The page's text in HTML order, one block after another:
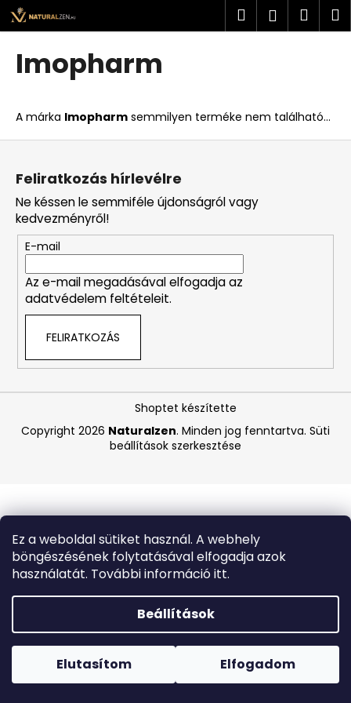
Ez a weboldal sütiket használ. A webhely
böngészésének folytatásával elfogadja azok
használatát. További információ itt.
Beállítások
Elutasítom Elfogadom
Ugrás
fő
tartalomhoz
Forró napokon nem javasoljuk a csomagautomatákba
történő kézbesítést. A magas hőmérsékletre érzékeny
termékek átvételkor nem biztos, hogy optimális állapotban
Keresés
Imopharm
A márka Imopharm semmilyen terméke nem található...
K
o
i
t
k
e
r
e
s
?
A
á
u
k
BIODERMA
PHOTODERM
BRUME
LÁTHATATLAN
FÉNYVÉDŐ
PERMET
ML,
L
Feliratkozás hírlevélre
Ne késsen le semmiféle újdonságról vagy
kedvezményről!
E-mail
Az e-mail megadásával elfogadja az
adatvédelem feltételeit.
FELIRATKOZÁS
Shoptet készítette
Copyright 2026 Naturalzen. Minden jog fenntartva. Süti
beállítások szerkesztése